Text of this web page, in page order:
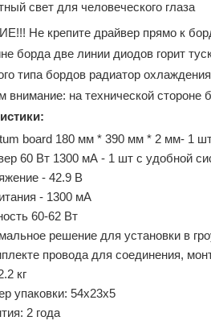
свет для человеческого глаза
Не крепите драйвер прямо к
борда две линии диодов горит
типа бордов радиатор
на технической стороне
board 180 мм * 390 мм * 2 мм- 1
60 Вт 1300 мА - 1 шт с удобной
- 42.9 В
- 1300 мА
60-62 Вт
решение для установки в
провода для соединения,
кг
упаковки: 54х23х5
2 года